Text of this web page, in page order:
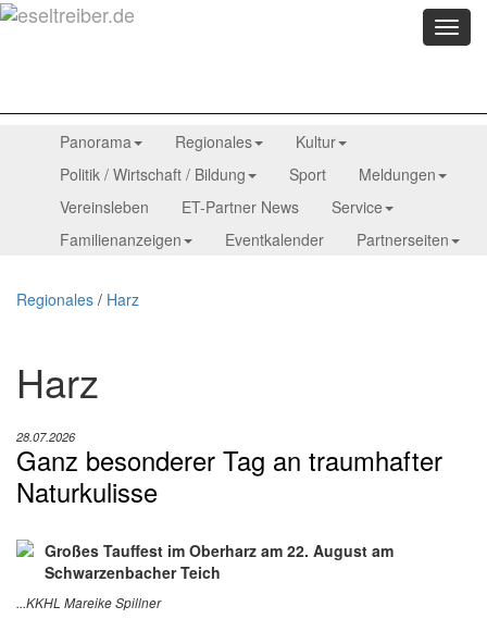
Menü
Panorama Regionales
Kultur
Politik / Wirtschaft / Bildung
Sport
Meldungen
Vereinsleben
ET-Partner News
Service
Familienanzeigen
Eventkalender Partnerseiten
Regionales / Harz
Harz
28.07.2026
Ganz besonderer Tag an traumhafter
Naturkulisse
Großes Tauffest im Oberharz am 22. August am
Schwarzenbacher Teich
...KKHL Mareike Spillner